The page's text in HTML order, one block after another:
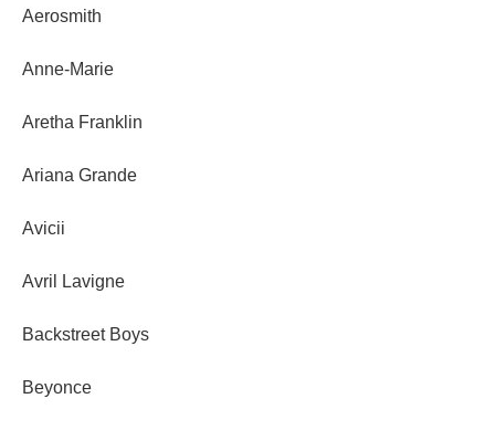
Aerosmith
Anne-Marie
Aretha Franklin
Ariana Grande
Avicii
Avril Lavigne
Backstreet Boys
Beyonce